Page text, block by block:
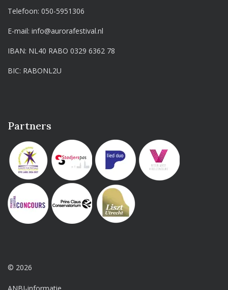
Telefoon:050-5951306
E-mail:info@aurorafestival.nl
IBAN: NL40 RABO 0329 6362 78
BIC: RABONL2U
Partners
© 2026